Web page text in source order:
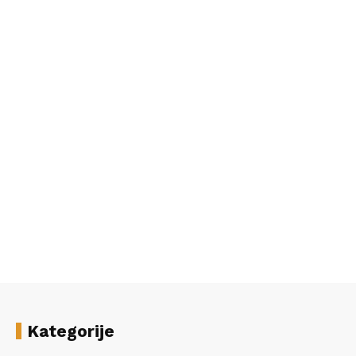
Kategorije